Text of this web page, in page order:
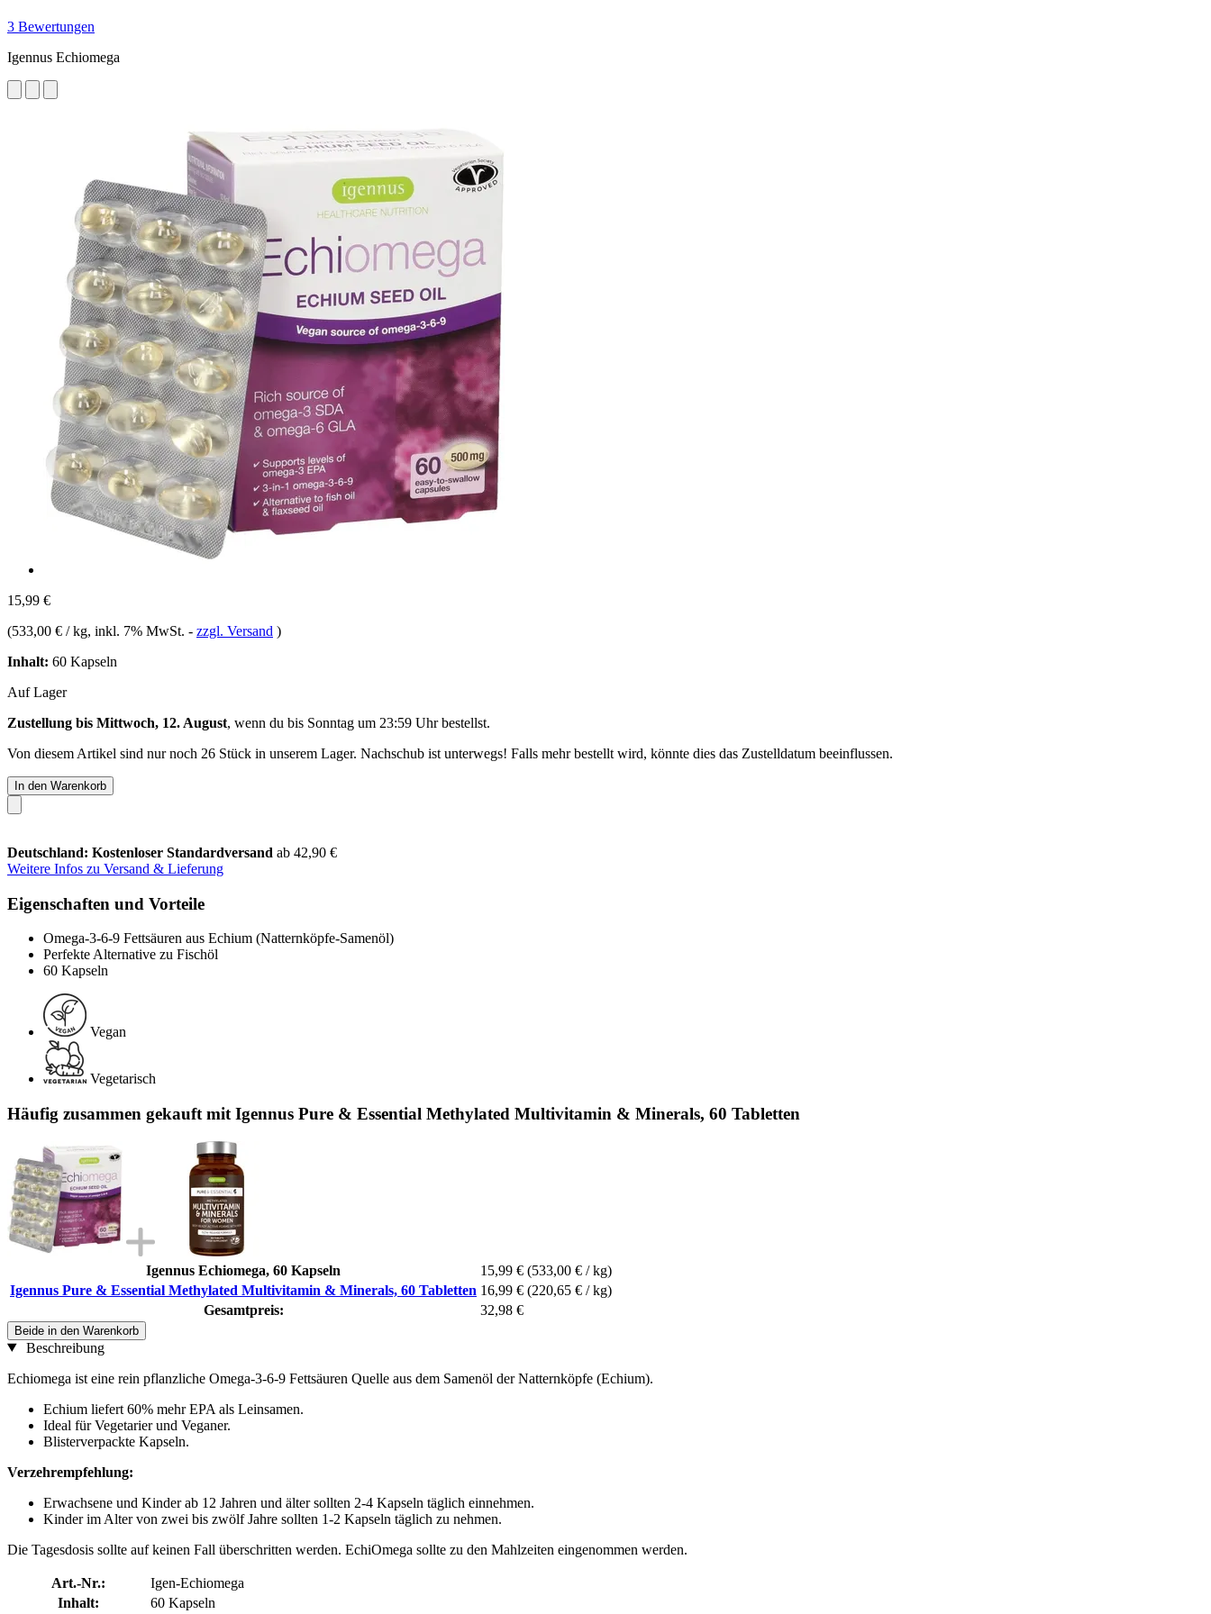
3 Bewertungen
Igennus Echiomega
15,99 €
(533,00 € / kg, inkl. 7% MwSt. - zzgl. Versand )
Inhalt: 60 Kapseln
Auf Lager
Zustellung bis Mittwoch, 12. August, wenn du bis Sonntag um 23:59 Uhrbestellst.
Von diesem Artikel sind nur noch 26 Stück in unserem Lager. Nachschub ist unterwegs! Falls mehr bestellt wird, könnte dies das Zustelldatum beeinflussen.
In den Warenkorb
Deutschland: Kostenloser Standardversand ab 42,90 €
Weitere Infos zu Versand & Lieferung
Eigenschaften und Vorteile
Omega-3-6-9 Fettsäuren aus Echium (Natternköpfe-Samenöl)
Perfekte Alternative zu Fischöl
60 Kapseln
Vegan
Vegetarisch
Häufig zusammen gekauft mit Igennus Pure & Essential Methylated Multivitamin & Minerals, 60 Tabletten
Igennus Echiomega, 60 Kapseln 15,99 € (533,00 € / kg)
Igennus Pure & Essential Methylated Multivitamin & Minerals, 60 Tabletten 16,99 € (220,65 € / kg)
Gesamtpreis:
32,98 €
Beide in den Warenkorb
Beschreibung
Echiomega ist eine rein pflanzliche Omega-3-6-9 Fettsäuren Quelle aus dem Samenöl der Natternköpfe (Echium).
Echium liefert 60% mehr EPA als Leinsamen.
Ideal für Vegetarier und Veganer.
Blisterverpackte Kapseln.
Verzehrempfehlung:
Erwachsene und Kinder ab 12 Jahren und älter sollten 2-4 Kapseln täglich einnehmen.
Kinder im Alter von zwei bis zwölf Jahre sollten 1-2 Kapseln täglich zu nehmen.
Die Tagesdosis sollte auf keinen Fall überschritten werden. EchiOmega sollte zu den Mahlzeiten eingenommen werden.
Art.-Nr.:
Igen-Echiomega
Inhalt:
60 Kapseln